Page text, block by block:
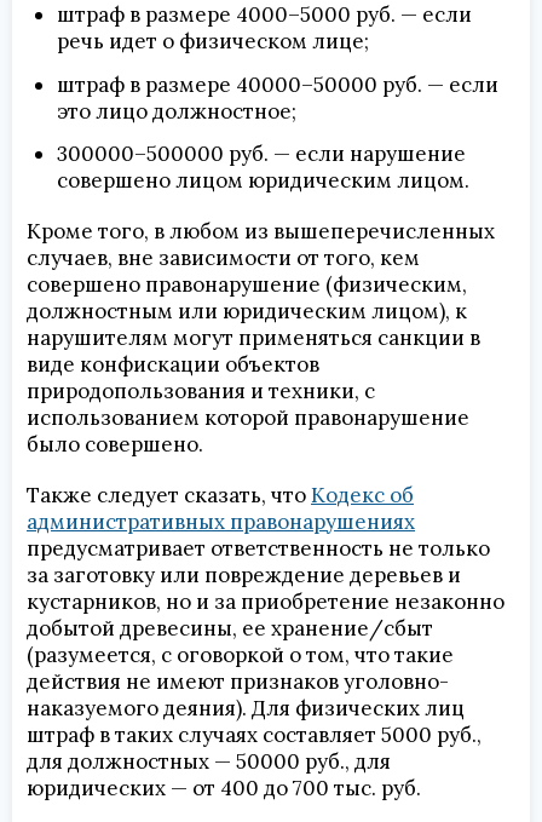
штраф в размере 4000–5000 руб. — если
речь идет о физическом лице;
штраф в размере 40000–50000 руб. — если
это лицо должностное;
300000–500000 руб. — если нарушение
совершено лицом юридическим лицом.
Кроме того, в любом из вышеперечисленных
случаев, вне зависимости от того, кем
совершено правонарушение (физическим,
должностным или юридическим лицом), к
нарушителям могут применяться санкции в
виде конфискации объектов
природопользования и техники, с
использованием которой правонарушение
было совершено.
Также следует сказать, чтоКодекс об
административных правонарушениях
предусматривает ответственность не только
за заготовку или повреждение деревьев и
кустарников, но и за приобретение незаконно
добытой древесины, ее хранение/сбыт
(разумеется, с оговоркой о том, что такие
действия не имеют признаков уголовно-
наказуемого деяния). Для физических лиц
штраф в таких случаях составляет 5000 руб.,
для должностных — 50000 руб., для
юридических — от 400 до 700 тыс. руб.